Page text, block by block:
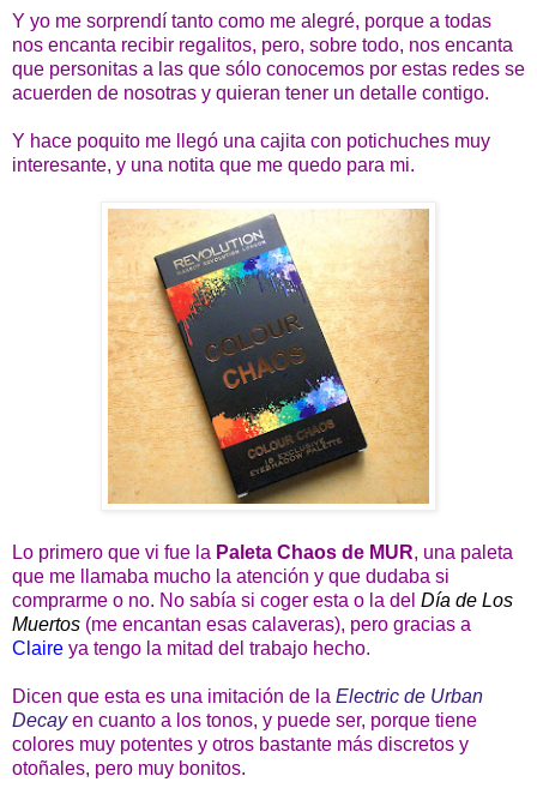
Y yo me sorprendí tanto como me alegré, porque a todas
nos encanta recibir regalitos, pero, sobre todo, nos encanta
que personitas a las que sólo conocemos por estas redes se
acuerden de nosotras y quieran tener un detalle contigo.
Y hace poquito me llegó una cajita con potichuches muy
interesante, y una notita que me quedo para mi.
Lo primero que vi fue la Paleta Chaos de MUR, una paleta
que me llamaba mucho la atención y que dudaba si
comprarme o no. No sabía si coger esta o la del Día de Los
Muertos (me encantan esas calaveras), pero gracias a
Claire ya tengo la mitad del trabajo hecho.
Dicen que esta es una imitación de la Electric de Urban
Decayen cuanto a los tonos, y puede ser, porque tiene
colores muy potentes y otros bastante más discretos y
otoñales, pero muy bonitos.